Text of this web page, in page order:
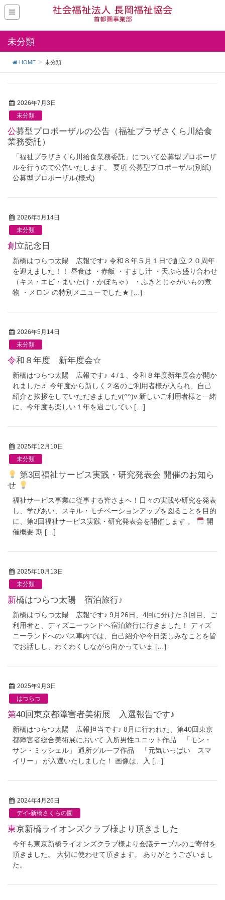
未分類
HOME 未分類
2026年7月3日
未分類
公募型プロポーザルの公告（福祉プラザさくら川給食
業務委託）
「福祉プラザさくら川給食業務委託」について公募型プロポーザ
ルを行うので公告いたします。 要項 公募型プロポーザル(別紙)
公募型プロポーザル(様式)
2026年5月14日
未分類
創立記念日
新橋はつらつ太陽 広報です♪ 令和８年５月１日で創立２０周年
を迎えました！！ 昼食は ・赤飯 ・すまし汁 ・天ぷら盛り合わせ
（キス・エビ・まいたけ・かぼちゃ） ・ふきとじゃがいもの煮
物 ・メロン の特別メニューでした★ […]
2026年5月14日
未分類
令和８年度 新年度会☆
新橋はつらつ太陽 広報です♪ ４/１、令和８年度新年度会が開か
れました♬ 今年度から新しく２名のご利用者様が入られ、自己
紹介と挨拶をしていただきましたv(^^)v 新しいご利用者様と一緒
に、今年度も楽しい１年を過ごしてい […]
2025年12月10日
未分類
第3回福祉サービス実践・研究発表会 開催のお知ら
せ
福祉サービス事業に従事する皆さまへ！日々の実践や研究を発表
し、学びあい、スキル・モチベーションアップを図ることを目的
に、第3回福祉サービス実践・研究発表会を開催します 。
開
催概要 期 […]
2025年10月13日
未分類
新橋はつらつ太陽 宿泊旅行♪
新橋はつらつ太陽 広報です♪ 9月26日、4回に分けた３回目、ご
利用者と、ディズニーランドへ宿泊旅行に行きました！ ディズ
ニーランドへのバス車内では、自己紹介や今日楽しみなことを皆
でお話しし、わくわくしながら向かっていま […]
2025年9月3日
はつらつ
第40回東京都障害者美術展 入選報告です♪
新橋はつらつ太陽 広報担当です♪ 8月に行われた、第40回東京
都障害者総合美術展において 入所男性ユニット作品 「モン・
サン・ミッシェル」 通所グループ作品 「元気いっぱい スマ
イリー」 が入選いたしました！ 画像は、入 […]
2024年4月26日
デイ-新橋さくらの園
東京新橋ライオンズクラブ様より頂きました
今年も東京新橋ライオンズクラブ様より会議テーブルのご寄付を
頂きました。 大切に使わせて頂きます。 ありがとうございまし
た。